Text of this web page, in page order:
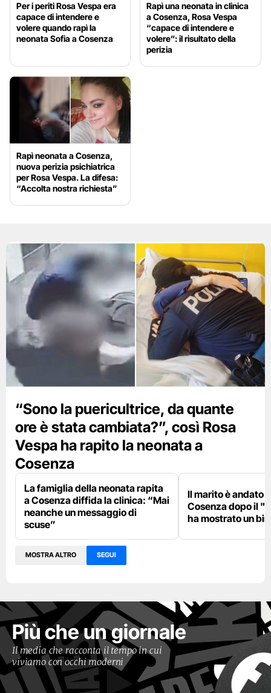
Per i periti Rosa Vespa era
capace di intendere e
volere quando rapì la
neonata Sofia a Cosenza
Rapì una neonata in clinica
a Cosenza, Rosa Vespa
“capace di intendere e
volere”: il risultato della
perizia
Rapì neonata a Cosenza,
nuova perizia psichiatrica
per Rosa Vespa. La difesa:
“Accolta nostra richiesta”
“Sono la puericultrice, da quante
ore è stata cambiata?”, così Rosa
Vespa ha rapito la neonata a
Cosenza
La famiglia della neonata rapita
a Cosenza diffida la clinica: “Mai
neanche un messaggio di
scuse”
Il marito è andato
Cosenza dopo il
ha mostrato un
MOSTRA ALTRO SEGUI
Più che un giornale
Il media che racconta il tempo in cui
viviamo con occhi moderni